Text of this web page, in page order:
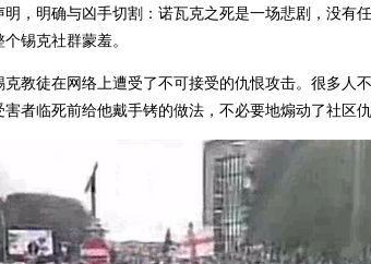
，明确与凶手切割：诺瓦克之死是一场悲剧，没有
锡克社群蒙羞。
教徒在网络上遭受了不可接受的仇恨攻击。很多人
者临死前给他戴手铐的做法，不必要地煽动了社区仇